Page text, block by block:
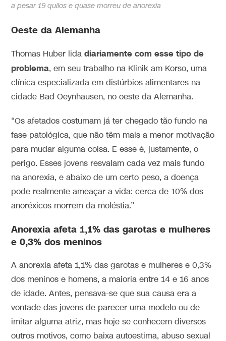
a pesar 19 quilos e quase morreu de anorexia
Oeste da Alemanha
Thomas Huber lida diariamente com esse tipo de
problema, em seu trabalho na Klinik am Korso, uma
clínica especializada em distúrbios alimentares na
cidade Bad Oeynhausen, no oeste da Alemanha.
“Os afetados costumam já ter chegado tão fundo na
fase patológica, que não têm mais a menor motivação
para mudar alguma coisa. E esse é, justamente, o
perigo. Esses jovens resvalam cada vez mais fundo
na anorexia, e abaixo de um certo peso, a doença
pode realmente ameaçar a vida: cerca de 10% dos
anoréxicos morrem da moléstia.”
Anorexia afeta 1,1% das garotas e mulheres
e 0,3% dos meninos
A anorexia afeta 1,1% das garotas e mulheres e 0,3%
dos meninos e homens, a maioria entre 14 e 16 anos
de idade. Antes, pensava-se que sua causa era a
vontade das jovens de parecer uma modelo ou de
imitar alguma atriz, mas hoje se conhecem diversos
outros motivos, como baixa autoestima, abuso sexual